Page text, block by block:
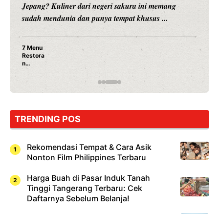
Jepang? Kuliner dari negeri sakura ini memang
sudah mendunia dan punya tempat khusus ...
7 Menu
Restora
n
Jepang
yang
Dicoba,
Cuma
Sushi!
TRENDING POS
Rekomendasi Tempat & Cara Asik
Nonton Film Philippines Terbaru
Harga Buah di Pasar Induk Tanah
Tinggi Tangerang Terbaru: Cek
Daftarnya Sebelum Belanja!